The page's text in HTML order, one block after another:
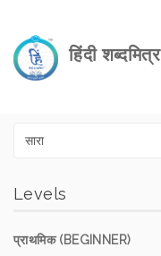
हिंदी शब्दमित्र
Levels
प्राथमिक (BEGINNER)